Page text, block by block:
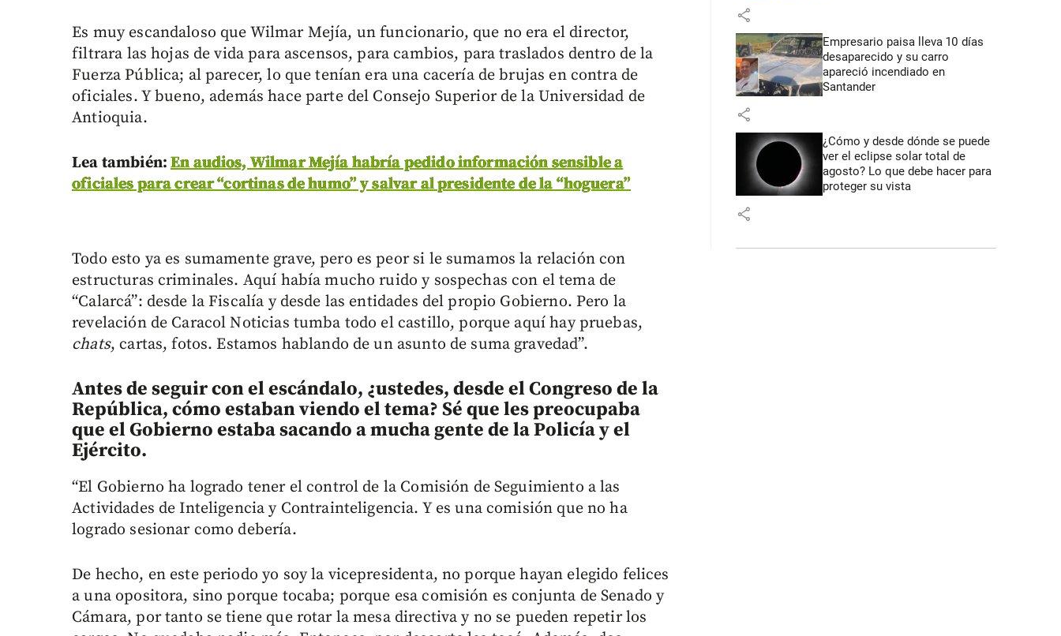
Es muy escandaloso que Wilmar Mejía, un funcionario, que no era el director,
filtrara las hojas de vida para ascensos, para cambios, para traslados dentro de la
Fuerza Pública; al parecer, lo que tenían era una cacería de brujas en contra de
oficiales. Y bueno, además hace parte del Consejo Superior de la Universidad de
Antioquia.
Lea también:En audios, Wilmar Mejía habría pedido información sensible a
oficiales para crear “cortinas de humo” y salvar al presidente de la “hoguera”
Todo esto ya es sumamente grave, pero es peor si le sumamos la relación con
estructuras criminales. Aquí había mucho ruido y sospechas con el tema de
“Calarcá”: desde la Fiscalía y desde las entidades del propio Gobierno. Pero la
revelación de Caracol Noticias tumba todo el castillo, porque aquí hay pruebas,
chats, cartas, fotos. Estamos hablando de un asunto de suma gravedad”.
Antes de seguir con el escándalo, ¿ustedes, desde el Congreso de la
República, cómo estaban viendo el tema? Sé que les preocupaba
que el Gobierno estaba sacando a mucha gente de la Policía y el
Ejército.
“El Gobierno ha logrado tener el control de la Comisión de Seguimiento a las
Actividades de Inteligencia y Contrainteligencia. Y es una comisión que no ha
logrado sesionar como debería.
De hecho, en este periodo yo soy la vicepresidenta, no porque hayan elegido felices
a una opositora, sino porque tocaba; porque esa comisión es conjunta de Senado y
Cámara, por tanto se tiene que rotar la mesa directiva y no se pueden repetir los
share
Empresario paisa lleva 10 días
desaparecido y su carro
apareció incendiado en
Santander
share
¿Cómo y desde dónde se puede
ver el eclipse solar total de
agosto? Lo que debe hacer para
proteger su vista
share